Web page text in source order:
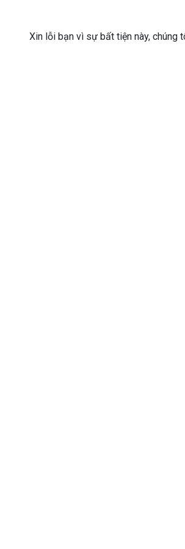
Xin lỗi bạn vì sự bất tiện này, chúng